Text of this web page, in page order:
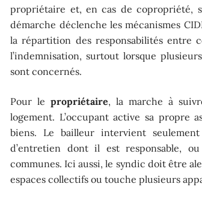
propriétaire et, en cas de copropriété,
démarche déclenche les mécanismes
la répartition des responsabilités entre
l’indemnisation, surtout lorsque
sont concernés.
Pour lepropriétaire, la marche à
logement. L’occupant active sa propre
biens. Le bailleur intervient
d’entretien dont il est responsable,
communes. Ici aussi, le syndic doit être
espaces collectifs ou touche plusieurs